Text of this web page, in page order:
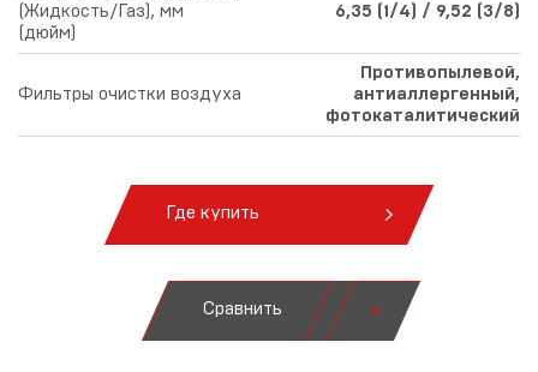
(Жидкость/Газ), мм
(дюйм)
6,35 (1/4) / 9,52 (3/8)
Фильтры очистки воздуха
Противопылевой,
антиаллергенный,
фотокаталитический
Где купить
Сравнить